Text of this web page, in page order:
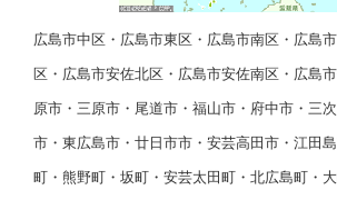
広島市中区・広島市東区・広島市南区・広島
区・広島市安佐北区・広島市安佐南区・広島
原市・三原市・尾道市・福山市・府中市・三
市・東広島市・廿日市市・安芸高田市・江田
町・熊野町・坂町・安芸太田町・北広島町・